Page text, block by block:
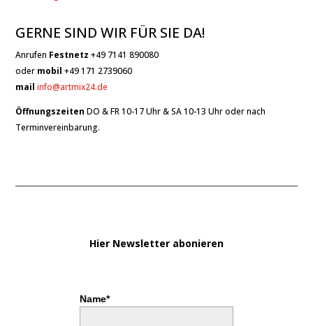
GERNE SIND WIR FÜR SIE DA!
Anrufen Festnetz +49 7141 890080
oder mobil +49 171 2739060
mailinfo@artmix24.de
Öffnungszeiten DO & FR 10-17 Uhr & SA 10-13 Uhr oder nach
Terminvereinbarung.
Hier Newsletter abonieren
Name*